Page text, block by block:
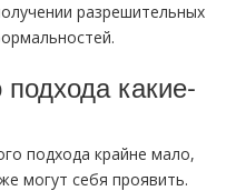
разрешительных
какие-
подхода крайне мало,
могут себя проявить.